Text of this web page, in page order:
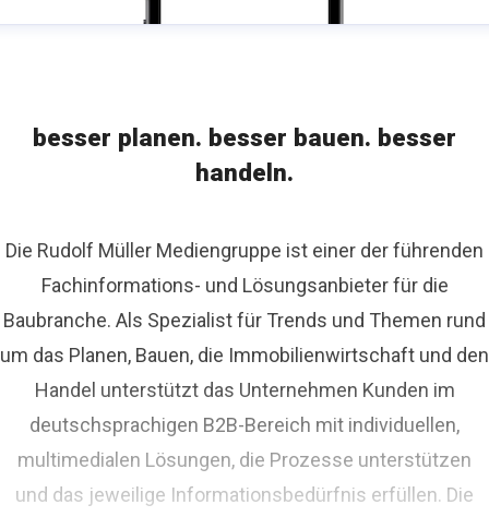
besser planen. besser bauen. besser
handeln.
Die Rudolf Müller Mediengruppe ist einer der führenden
Fachinformations- und Lösungsanbieter für die
Baubranche. Als Spezialist für Trends und Themen rund
um das Planen, Bauen, die Immobilienwirtschaft und den
Handel unterstützt das Unternehmen Kunden im
deutschsprachigen B2B-Bereich mit individuellen,
multimedialen Lösungen, die Prozesse unterstützen
und das jeweilige Informationsbedürfnis erfüllen. Die